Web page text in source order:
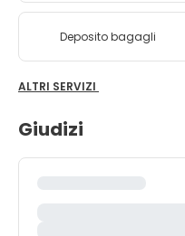
Deposito bagagli
ALTRI SERVIZI
Giudizi